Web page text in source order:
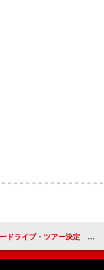
定 コンセプトは“ピアノ×バンド”の融合